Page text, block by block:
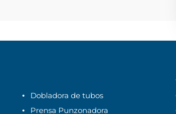
Dobladora de tubos
Prensa Punzonadora